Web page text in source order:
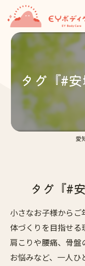
タグ『#
愛
タグ『#
小さなお子様から
体づくりを目指せ
肩こりや腰痛、骨
お悩みなど、一人